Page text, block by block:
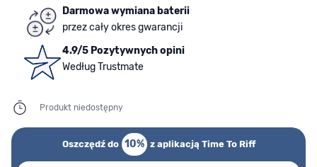
Darmowa wymiana baterii
przez cały okres gwarancji
4.9/5 Pozytywnych opini
Według Trustmate
Produkt niedostępny
Oszczędź do 10% z aplikacją Time To Riff